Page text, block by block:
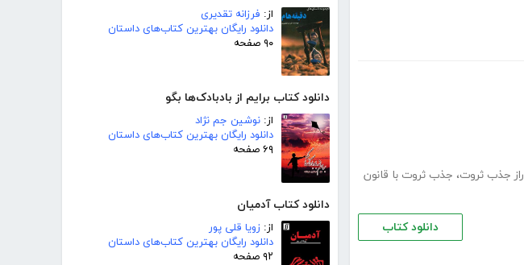
از: فرزانه تقدیری
دانلود رایگان بهترین کتاب‌های داستان
۹۰ صفحه
دانلود کتاب برایم از بادبادک‌ها بگو
از: نوشین جم نژاد
دانلود رایگان بهترین کتاب‌های داستان
۶۹ صفحه
دانلود کتاب آدمیان
از: زویا قلی پور
دانلود رایگان بهترین کتاب‌های داستان
۹۲ صفحه
راز جذب ثروت، جذب ثروت با قانون
دانلود کتاب